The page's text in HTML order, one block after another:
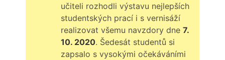
učiteli rozhodli výstavu nejlepších
studentských prací i s vernisáží
realizovat všemu navzdory dne7.
10. 2020. Šedesát studentů si
zapsalo s vysokými očekáváními